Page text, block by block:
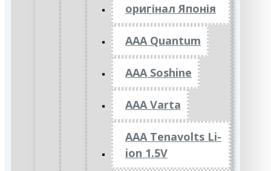
оригінал Японія
AAA Quantum
AAA Soshine
AAA Varta
AAA Tenavolts Li-
ion 1.5V